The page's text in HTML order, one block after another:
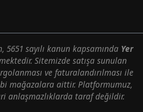
5651 sayılı kanun kapsamında Yer
Sitemizde satışa sunulan
ve faturalandırılması ile
mağazalara aittir. Platformumuz,
anlaşmazlıklarda taraf değildir.